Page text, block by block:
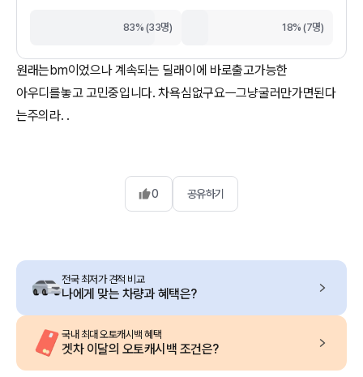
83% (33명) 18% (7명)
원래는bm이었으나 계속되는 딜래이에 바로출고가능한
아우디를놓고 고민중입니다. 차욕심없구요ㅡ그냥굴러만가면된다
는주의라. .
0 공유하기
전국 최저가 견적 비교
나에게 맞는 차량과 혜택은?
국내 최대 오토캐시백 혜택
겟차 이달의 오토캐시백 조건은?